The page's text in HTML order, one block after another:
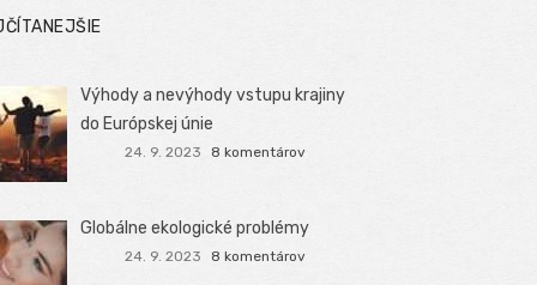
Výhody a nevýhody vstupu krajiny
do Európskej únie
24. 9. 2023 8 komentárov
Globálne ekologické problémy
24. 9. 2023 8 komentárov